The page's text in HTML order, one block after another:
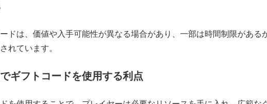
ドは、価値や入手可能性が異なる場合があり、一部は時間制限がある
れています。
ギフトコードを使用する利点